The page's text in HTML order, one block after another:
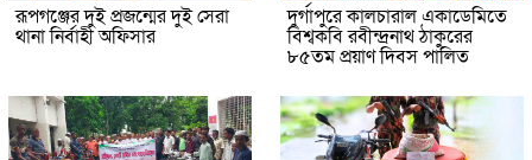
রূপগঞ্জের দুই প্রজন্মের দুই সেরা
থানা নির্বাহী অফিসার
দুর্গাপুরে কালচারাল একাডেমিতে
বিশ্বকবি রবীন্দ্রনাথ ঠাকুরের
৮৫তম প্রয়াণ দিবস পালিত